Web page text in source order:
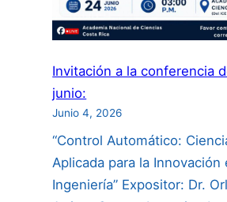
Invitación a la conferencia
junio:
Junio 4, 2026
“Control Automático:
Aplicada para la Innovación
Ingeniería” Expositor: Dr.